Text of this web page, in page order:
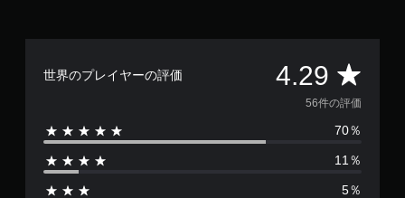
世界のプレイヤーの評価 4.29 評
価
数
は
56件の評価
70％
11％
5％